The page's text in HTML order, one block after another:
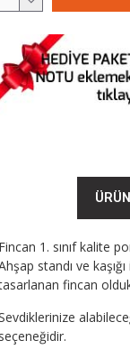
Fincan 1. sınıf kalite
standı ve
fincan
seçeneğidir.